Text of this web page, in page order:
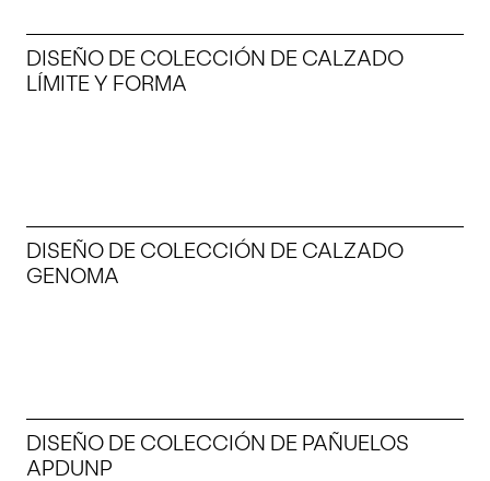
DISEÑO DE COLECCIÓN DE CALZADO
LÍMITE Y FORMA
DISEÑO DE COLECCIÓN DE CALZADO
GENOMA
DISEÑO DE COLECCIÓN DE PAÑUELOS
APDUNP